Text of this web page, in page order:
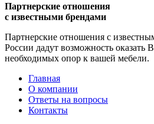
Партнерские отношения
с известными брендами
Партнерские отношения с
России дадут возможность оказать
необходимых опор к вашей мебели.
Главная
О компании
Ответы на вопросы
Контакты